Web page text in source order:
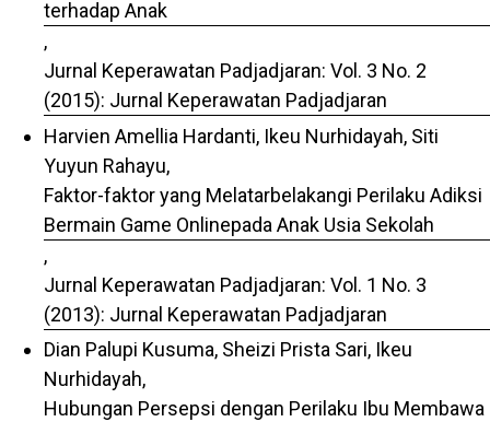
terhadap Anak
,
Jurnal Keperawatan Padjadjaran: Vol. 3 No. 2
(2015): Jurnal Keperawatan Padjadjaran
Harvien Amellia Hardanti, Ikeu Nurhidayah, Siti
Yuyun Rahayu,
Faktor-faktor yang Melatarbelakangi Perilaku Adiksi
Bermain Game Onlinepada Anak Usia Sekolah
,
Jurnal Keperawatan Padjadjaran: Vol. 1 No. 3
(2013): Jurnal Keperawatan Padjadjaran
Dian Palupi Kusuma, Sheizi Prista Sari, Ikeu
Nurhidayah,
Hubungan Persepsi dengan Perilaku Ibu Membawa